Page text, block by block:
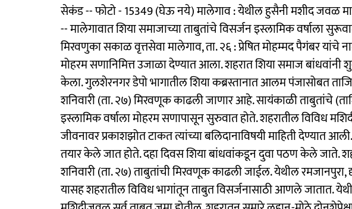
सेकंड -- फोटो - 15349 (घेऊ नये) मालेगाव : येथील हुसैनी मशीद जवळ
-- मालेगावात शिया समाजाच्या ताबुतांचे विसर्जन इस्लामिक वर्षाला
मिरवणुका सकाळ वृत्तसेवा मालेगाव, ता. २६ : प्रेषित मोहम्मद पैगंबर यांचे
मोहरम सणानिमित्त उजाळा देण्यात आला. शहरात शिया समाज बांधवांनी
केला. गुलशेरनगर डेपो भागातील शिया कब्रस्तानात आलम पंजासोबत
शनिवारी (ता. २७) मिरवणूक काढली जाणार आहे. सायंकाळी ताबुतांचे
इस्लामिक वर्षाला मोहरम सणापासून सुरुवात होते. शहरातील विविध
जीवनावर प्रकाशझोत टाकत त्यांच्या बलिदानाविषयी माहिती देण्यात
तयार केले जात होते. दहा दिवस शिया बांधवांकडून दुवा पठण केले जाते.
शनिवारी (ता. २७) ताबुतांची मिरवणूक काढली जाईल. येथील रमजानपुरा,
यासह शहरातील विविध भागांतून ताबुत विसर्जनासाठी आणले जातात.